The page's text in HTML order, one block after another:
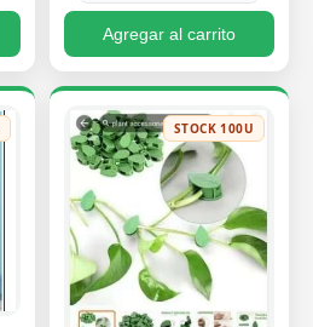
Agregar al carrito
STOCK 100U